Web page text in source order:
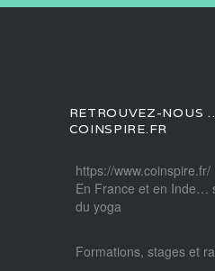
RETROUVEZ-NOUS
COINSPIRE.FR
https://www.coinspire.fr/
En France et en Inde…
du yoga
Formations, stages et